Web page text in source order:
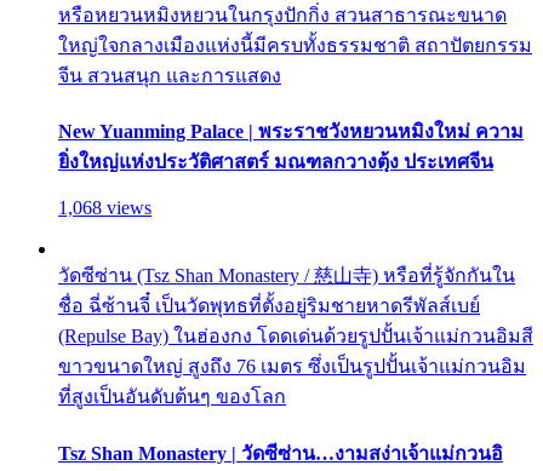
หรือหยวนหมิงหยวนในกรุงปักกิ่ง สวนสาธารณะขนาด
ใหญ่ใจกลางเมืองแห่งนี้มีครบทั้งธรรมชาติ สถาปัตยกรรม
จีน สวนสนุก และการแสดง
New Yuanming Palace | พระราชวังหยวนหมิงใหม่ ความ
ยิ่งใหญ่แห่งประวัติศาสตร์ มณฑลกวางตุ้ง ประเทศจีน
1,068 views
วัดซีซ่าน (Tsz Shan Monastery / 慈山寺) หรือที่รู้จักกันใน
ชื่อ ฉี่ซ้านจี๋ เป็นวัดพุทธที่ตั้งอยู่ริมชายหาดรีพัลส์เบย์
(Repulse Bay) ในฮ่องกง โดดเด่นด้วยรูปปั้นเจ้าแม่กวนอิมสี
ขาวขนาดใหญ่ สูงถึง 76 เมตร ซึ่งเป็นรูปปั้นเจ้าแม่กวนอิม
ที่สูงเป็นอันดับต้นๆ ของโลก
Tsz Shan Monastery | วัดซีซ่าน…งามสง่าเจ้าแม่กวนอิ